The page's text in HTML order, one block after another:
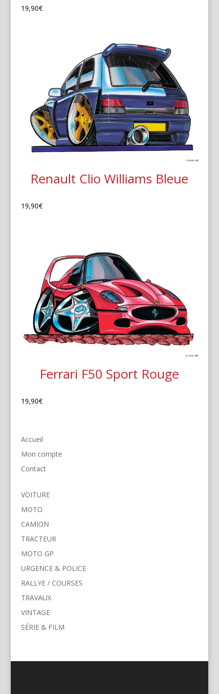
19,90€
Renault Clio Williams Bleue
19,90€
Ferrari F50 Sport Rouge
19,90€
Accueil
Mon compte
Contact
VOITURE
MOTO
CAMION
TRACTEUR
MOTO GP
URGENCE & POLICE
RALLYE / COURSES
TRAVAUX
VINTAGE
SÉRIE & FILM